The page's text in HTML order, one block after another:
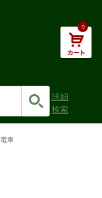
0
詳細
検索
電車